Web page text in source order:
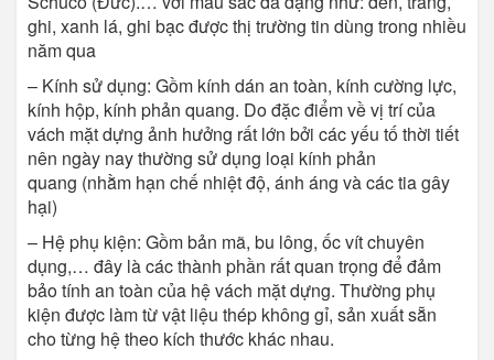
ghi, xanh lá, ghi bạc được thị trường tin dùng trong nhiều
năm qua
– Kính sử dụng: Gồm kính dán an toàn, kính cường lực,
kính hộp, kính phản quang. Do đặc điểm về vị trí của
vách mặt dựng ảnh hưởng rất lớn bởi các yếu tố thời tiết
nên ngày nay thường sử dụng loại kính phản
quang (nhằm hạn chế nhiệt độ, ánh áng và các tia gây
hại)
– Hệ phụ kiện: Gồm bản mã, bu lông, ốc vít chuyên
dụng,… đây là các thành phần rất quan trọng để đảm
bảo tính an toàn của hệ vách mặt dựng. Thường phụ
kiện được làm từ vật liệu thép không gỉ, sản xuất sẵn
cho từng hệ theo kích thước khác nhau.